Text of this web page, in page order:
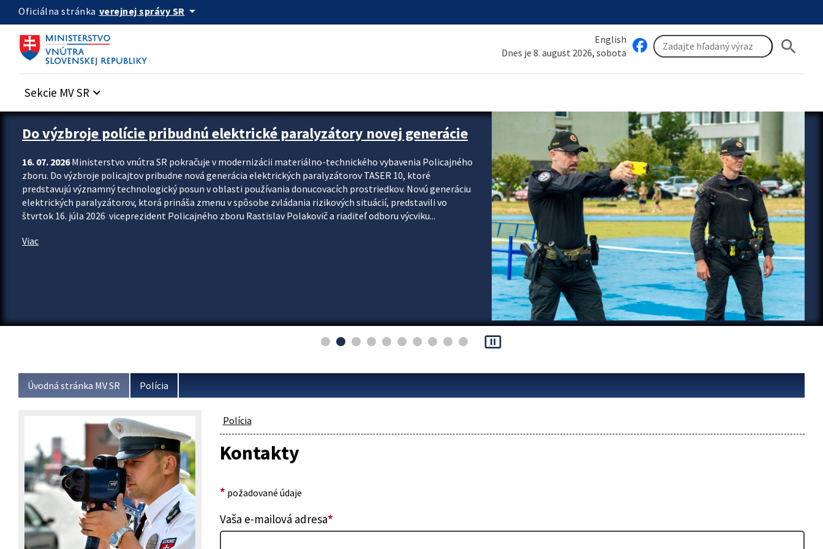
Preskocit na hlavný obsah
Oficiálna stránka verejnej správy SR arrow_drop_down
English
Dnes je 8. august 2026, sobota
search
Sekcie MV SR keyboard_arrow_down
Zastavit automatický posun upútavok
Do výzbroje polície pribudnú elektrické paralyzátory novej generácie
16. 07. 2026Ministerstvo vnútra SR pokračuje v modernizácii materiálno-technického vybavenia Policajného
zboru. Do výzbroje policajtov pribudne nová generácia elektrických paralyzátorov TASER 10, ktoré
predstavujú významný technologický posun v oblasti používania donucovacích prostriedkov. Novú generáciu
elektrických paralyzátorov, ktorá prináša zmenu v spôsobe zvládania rizikových situácií, predstavili vo
štvrtok 16. júla 2026 viceprezident Policajného zboru Rastislav Polakovič a riaditeľ odboru výcviku...
Viac
pause_presentation
Úvodná stránka MV SR Polícia
Polícia
Kontakty
* požadované údaje
Vaša e-mailová adresa*